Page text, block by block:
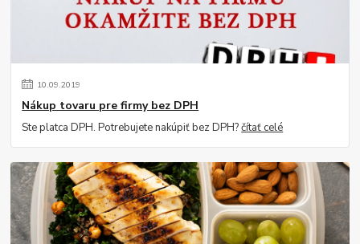
10.09.2019
Nákup tovaru pre firmy bez DPH
Ste platca DPH. Potrebujete nakúpiť bez DPH?čítať celé